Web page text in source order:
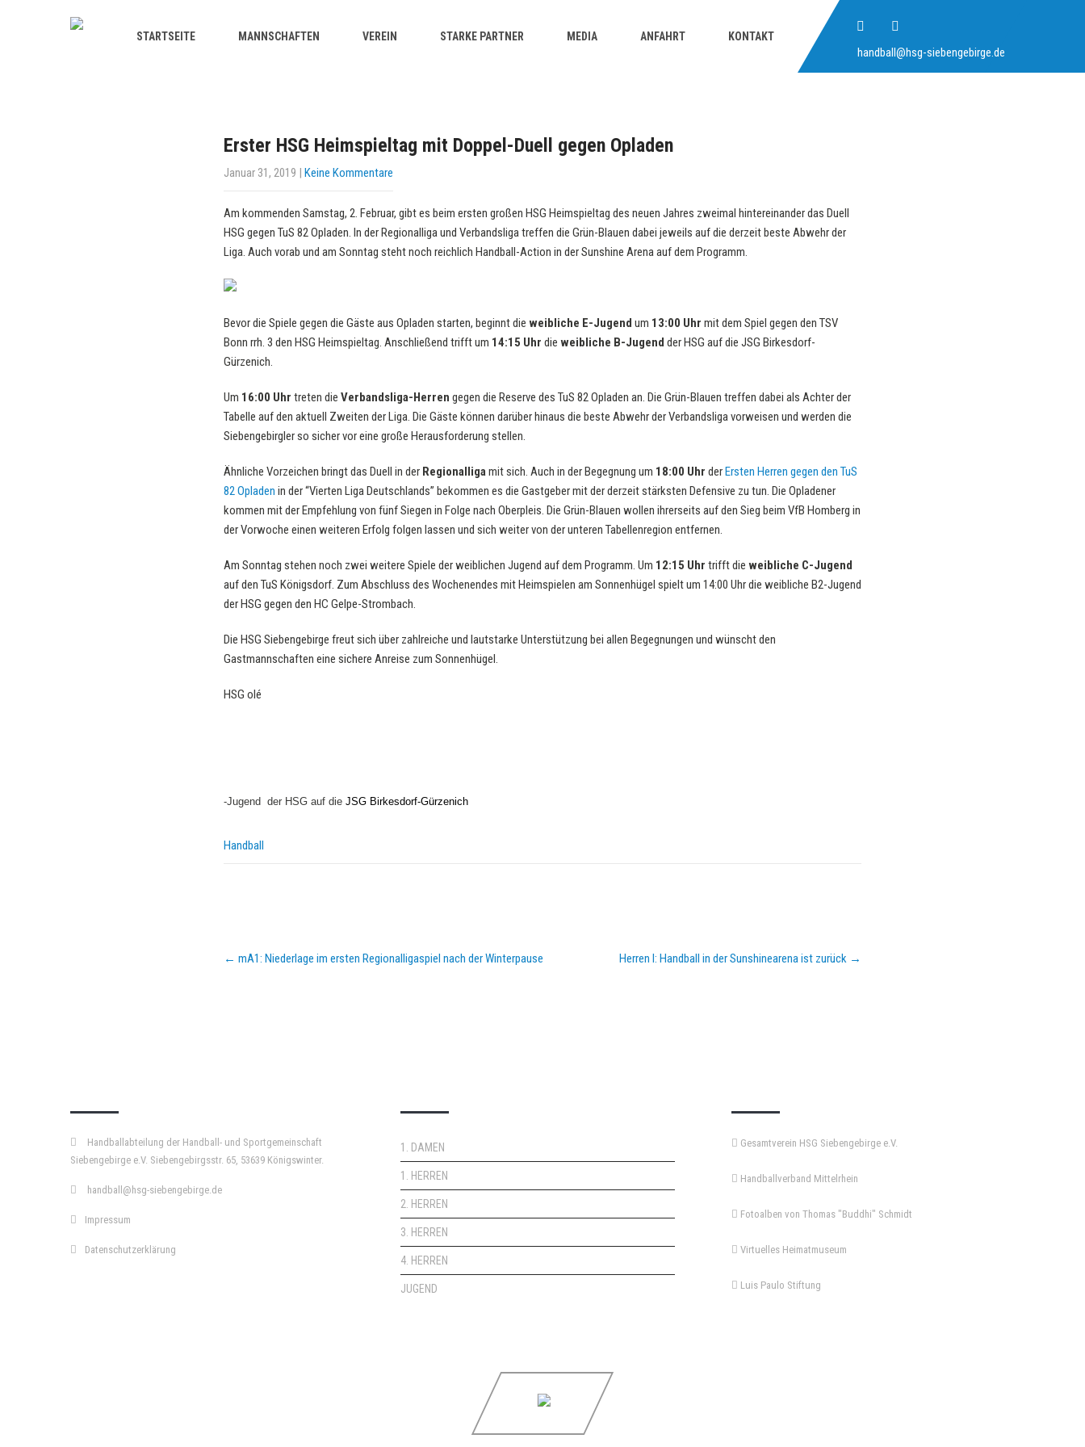
handball@hsg-siebengebirge.de
STARTSEITE MANNSCHAFTEN VEREIN STARKE PARTNER MEDIA ANFAHRT KONTAKT
Erster HSG Heimspieltag mit Doppel-Duell gegen Opladen
Januar 31, 2019 | Keine Kommentare
Am kommenden Samstag, 2. Februar, gibt es beim ersten großen HSG Heimspieltag des neuen Jahres zweimal hintereinander das Duell
HSG gegen TuS 82 Opladen. In der Regionalliga und Verbandsliga treffen die Grün-Blauen dabei jeweils auf die derzeit beste Abwehr der
Liga. Auch vorab und am Sonntag steht noch reichlich Handball-Action in der Sunshine Arena auf dem Programm.
Bevor die Spiele gegen die Gäste aus Opladen starten, beginnt die weibliche E-Jugend um 13:00 Uhr mit dem Spiel gegen den TSV
Bonn rrh. 3 den HSG Heimspieltag. Anschließend trifft um 14:15 Uhr die weibliche B-Jugend der HSG auf die JSG Birkesdorf-
Gürzenich.
Um 16:00 Uhr treten die Verbandsliga-Herren gegen die Reserve des TuS 82 Opladen an. Die Grün-Blauen treffen dabei als Achter der
Tabelle auf den aktuell Zweiten der Liga. Die Gäste können darüber hinaus die beste Abwehr der Verbandsliga vorweisen und werden die
Siebengebirgler so sicher vor eine große Herausforderung stellen.
Ähnliche Vorzeichen bringt das Duell in der Regionalligamit sich. Auch in der Begegnung um 18:00 Uhr derErsten Herren gegen den TuS
82 Opladen in der “Vierten Liga Deutschlands” bekommen es die Gastgeber mit der derzeit stärksten Defensive zu tun. Die Opladener
kommen mit der Empfehlung von fünf Siegen in Folge nach Oberpleis. Die Grün-Blauen wollen ihrerseits auf den Sieg beim VfB Homberg in
der Vorwoche einen weiteren Erfolg folgen lassen und sich weiter von der unteren Tabellenregion entfernen.
Am Sonntag stehen noch zwei weitere Spiele der weiblichen Jugend auf dem Programm. Um 12:15 Uhr trifft die weibliche C-Jugend
auf den TuS Königsdorf. Zum Abschluss des Wochenendes mit Heimspielen am Sonnenhügel spielt um 14:00 Uhr die weibliche B2-Jugend
der HSG gegen den HC Gelpe-Strombach.
Die HSG Siebengebirge freut sich über zahlreiche und lautstarke Unterstützung bei allen Begegnungen und wünscht den
Gastmannschaften eine sichere Anreise zum Sonnenhügel.
HSG olé
-Jugend der HSG auf die JSG Birkesdorf-Gürzenich
Handball
Post
navigation
← mA1: Niederlage im ersten Regionalligaspiel nach der Winterpause Herren I: Handball in der Sunshinearena ist zurück →
Handballabteilung der Handball- und Sportgemeinschaft
Siebengebirge e.V. Siebengebirgsstr. 65, 53639 Königswinter.
handball@hsg-siebengebirge.de
Impressum
Datenschutzerklärung
1. DAMEN
1. HERREN
2. HERREN
3. HERREN
4. HERREN
JUGEND
Gesamtverein HSG Siebengebirge e.V.
Handballverband Mittelrhein
Fotoalben von Thomas "Buddhi" Schmidt
Virtuelles Heimatmuseum
Luis Paulo Stiftung